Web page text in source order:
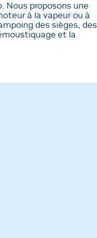
Nous proposons une
à la vapeur ou à
des sièges, des
et la